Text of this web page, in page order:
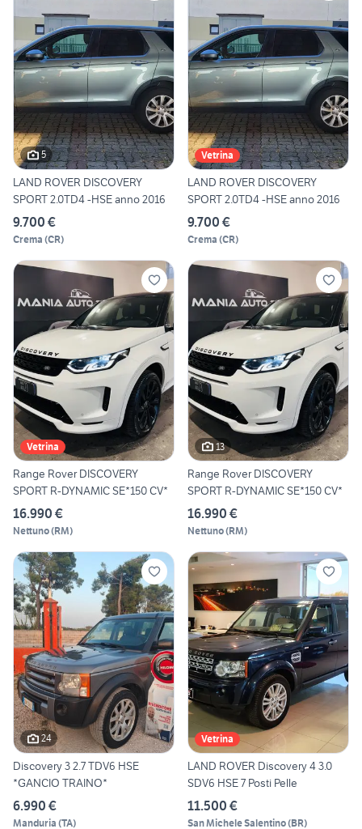
5
LAND ROVER DISCOVERY
SPORT 2.0TD4 -HSE anno 2016
9.700 €
Crema (CR)
Vetrina
LAND ROVER DISCOVERY
SPORT 2.0TD4 -HSE anno 2016
9.700 €
Crema (CR)
Vetrina
Range Rover DISCOVERY
SPORT R-DYNAMIC SE*150 CV*
16.990 €
Nettuno(RM)
13
Range Rover DISCOVERY
SPORT R-DYNAMIC SE*150 CV*
16.990 €
Nettuno(RM)
24
Discovery 3 2.7 TDV6 HSE
*GANCIO TRAINO*
6.990 €
Manduria (TA)
Vetrina
LAND ROVER Discovery 4 3.0
SDV6 HSE 7 Posti Pelle
11.500 €
San Michele Salentino(BR)